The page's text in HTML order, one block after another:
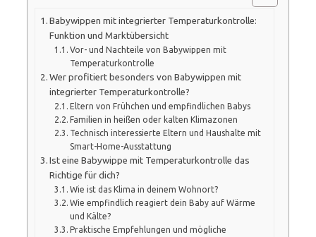
Babywippen mit integrierter Temperaturkontrolle:
Funktion und Marktübersicht
Vor- und Nachteile von Babywippen mit
Temperaturkontrolle
Wer profitiert besonders von Babywippen mit
integrierter Temperaturkontrolle?
Eltern von Frühchen und empfindlichen Babys
Familien in heißen oder kalten Klimazonen
Technisch interessierte Eltern und Haushalte mit
Smart-Home-Ausstattung
Ist eine Babywippe mit Temperaturkontrolle das
Richtige für dich?
Wie ist das Klima in deinem Wohnort?
Wie empfindlich reagiert dein Baby auf Wärme
und Kälte?
Praktische Empfehlungen und mögliche